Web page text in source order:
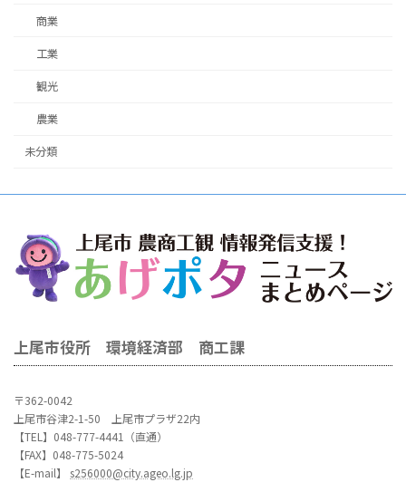
商業
工業
観光
農業
未分類
上尾市役所 環境経済部 商工課
〒362-0042
上尾市谷津2-1-50 上尾市プラザ22内
【TEL】048-777-4441（直通）
【FAX】048-775-5024
【E-mail】 s256000@city.ageo.lg.jp